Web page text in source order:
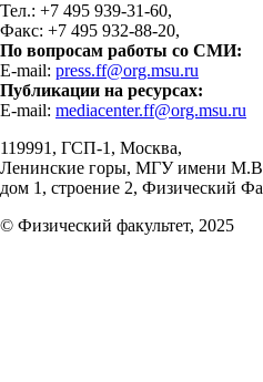
Тел.: +7 495 939-31-60,
Факс: +7 495 932-88-20,
По вопросам работы со СМИ:
E-mail: press.ff@org.msu.ru
Публикации на ресурсах:
E-mail: mediacenter.ff@org.msu.ru
119991, ГСП-1, Москва,
Ленинские горы, МГУ имени
дом 1, строение 2, Физический
© Физический факультет, 2025